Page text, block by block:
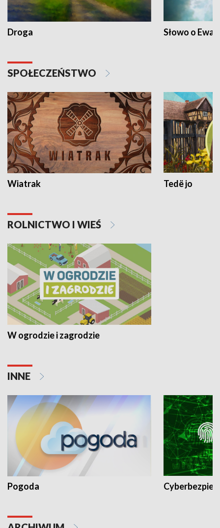
Droga Słowo o
SPOŁECZEŃSTWO
Wiatrak Tedë jo
ROLNICTWO I WIEŚ
W ogrodzie i zagrodzie
INNE
Pogoda